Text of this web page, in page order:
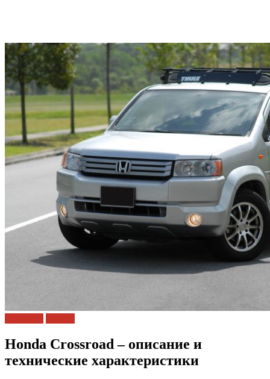
Honda Crossroad – описание и
технические характеристики